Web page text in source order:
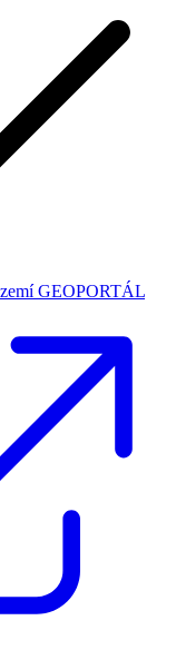
GEOPORTÁL